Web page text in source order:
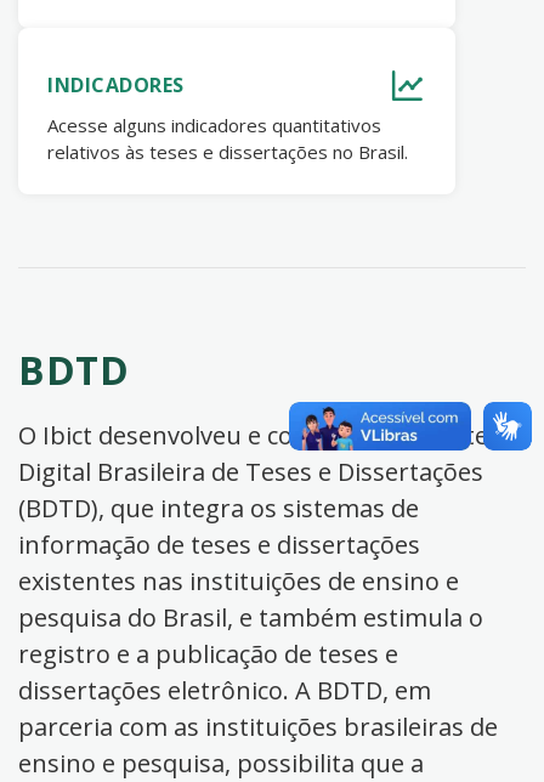
INDICADORES
Acesse alguns indicadores quantitativos
relativos às teses e dissertações no Brasil.
BDTD
O Ibict desenvolveu e coordena a Biblioteca
Digital Brasileira de Teses e Dissertações
(BDTD), que integra os sistemas de
informação de teses e dissertações
existentes nas instituições de ensino e
pesquisa do Brasil, e também estimula o
registro e a publicação de teses e
dissertações eletrônico. A BDTD, em
parceria com as instituições brasileiras de
ensino e pesquisa, possibilita que a